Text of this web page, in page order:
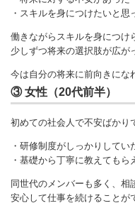
・スキルを身につけたいと思
働きながらスキルを身につけ
少しずつ将来の選択肢が広が
今は自分の将来に前向きにな
③ 女性（20代前半）
初めての社会人で不安ばかり
・研修制度がしっかりしてい
・基礎から丁寧に教えてもら
同世代のメンバーも多く、相
安心して仕事を続けることが